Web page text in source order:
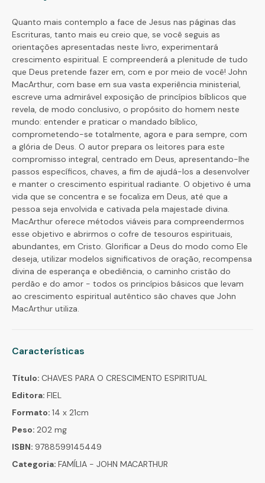
Quanto mais contemplo a face de Jesus nas páginas das
Escrituras, tanto mais eu creio que, se você seguis as
orientações apresentadas neste livro, experimentará
crescimento espiritual. E compreenderá a plenitude de tudo
que Deus pretende fazer em, com e por meio de você! John
MacArthur, com base em sua vasta experiência ministerial,
escreve uma admirável exposição de princípios bíblicos que
revela, de modo conclusivo, o propósito do homem neste
mundo: entender e praticar o mandado bíblico,
comprometendo-se totalmente, agora e para sempre, com
a glória de Deus. O autor prepara os leitores para este
compromisso integral, centrado em Deus, apresentando-lhe
passos específicos, chaves, a fim de ajudá-los a desenvolver
e manter o crescimento espiritual radiante. O objetivo é uma
vida que se concentra e se focaliza em Deus, até que a
pessoa seja envolvida e cativada pela majestade divina.
MacArthur oferece métodos viáveis para compreendermos
esse objetivo e abrirmos o cofre de tesouros espirituais,
abundantes, em Cristo. Glorificar a Deus do modo como Ele
deseja, utilizar modelos significativos de oração, recompensa
divina de esperança e obediência, o caminho cristão do
perdão e do amor - todos os princípios básicos que levam
ao crescimento espiritual autêntico são chaves que John
MacArthur utiliza.
Características
Título: CHAVES PARA O CRESCIMENTO ESPIRITUAL
Editora: FIEL
Formato: 14 x 21cm
Peso: 202 mg
ISBN: 9788599145449
Categoria: FAMÍLIA - JOHN MACARTHUR